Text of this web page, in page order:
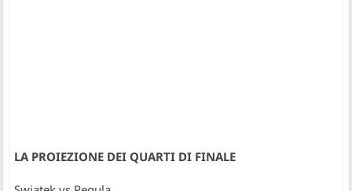
LA PROIEZIONE DEI QUARTI DI FINALE